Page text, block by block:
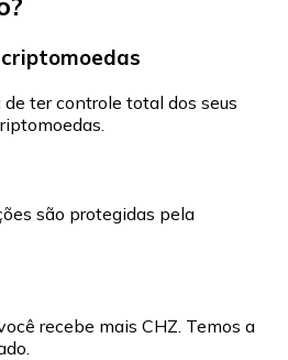
ter controle total dos seus
são protegidas pela
recebe mais CHZ. Temos a